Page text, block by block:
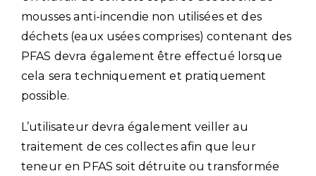
mousses anti-incendie non utilisées et des
déchets (eaux usées comprises) contenant des
PFAS devra également être effectué lorsque
cela sera techniquement et pratiquement
possible.
L’utilisateur devra également veiller au
traitement de ces collectes afin que leur
teneur en PFAS soit détruite ou transformée